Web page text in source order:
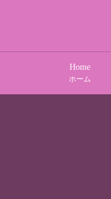
Home
ホーム